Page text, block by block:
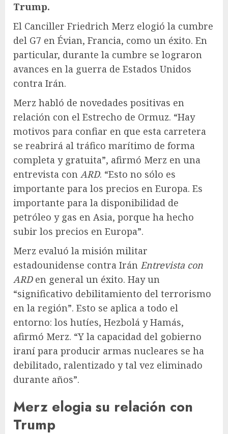
Trump.
El Canciller Friedrich Merz elogió la cumbre
del G7 en Évian, Francia, como un éxito. En
particular, durante la cumbre se lograron
avances en la guerra de Estados Unidos
contra Irán.
Merz habló de novedades positivas en
relación con el Estrecho de Ormuz. “Hay
motivos para confiar en que esta carretera
se reabrirá al tráfico marítimo de forma
completa y gratuita”, afirmó Merz en una
entrevista con ARD. “Esto no sólo es
importante para los precios en Europa. Es
importante para la disponibilidad de
petróleo y gas en Asia, porque ha hecho
subir los precios en Europa”.
Merz evaluó la misión militar
estadounidense contra Irán Entrevista con
ARDen general un éxito. Hay un
“significativo debilitamiento del terrorismo
en la región”. Esto se aplica a todo el
entorno: los hutíes, Hezbolá y Hamás,
afirmó Merz. “Y la capacidad del gobierno
iraní para producir armas nucleares se ha
debilitado, ralentizado y tal vez eliminado
durante años”.
Merz elogia su relación con
Trump